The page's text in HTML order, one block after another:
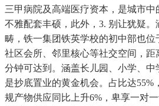
三甲病院及高端医疗资本，是城市
不雅配套丰硕，此外，3. 别让犹疑
畴，铁一集团铁英学校的初中部也
社区会所、邻里核心等社交空间，距
分钟可达到。涵盖长儿园、小学、
是抄底置业的黄金机会。占比达55%
规产物供应同比上升6%，卑享一对